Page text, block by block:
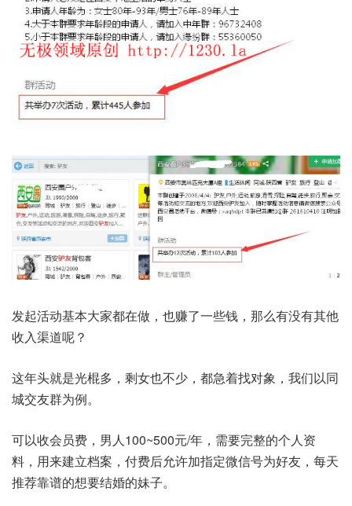
发起活动基本大家都在做，也赚了一些钱，那么有没有其他
收入渠道呢？
这年头就是光棍多，剩女也不少，都急着找对象，我们以同
城交友群为例。
可以收会员费，男人100~500元/年，需要完整的个人资
料，用来建立档案，付费后允许加指定微信号为好友，每天
推荐靠谱的想要结婚的妹子。